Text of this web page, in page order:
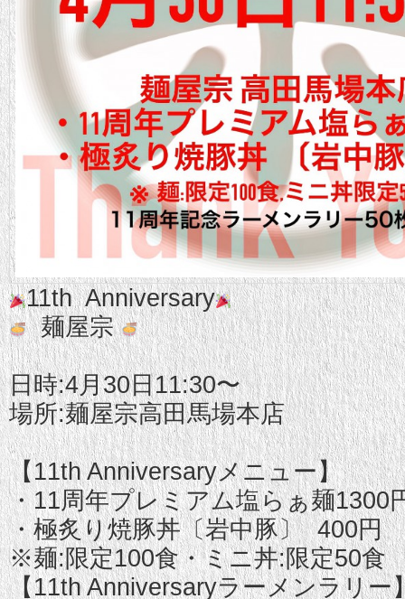
11th Anniversary
麺屋宗
日時:4月30日11:30〜
場所:麺屋宗高田馬場本店
【11th Anniversaryメニュー】
・11周年プレミアム塩らぁ麺1300
・極炙り焼豚丼〔岩中豚〕 400円
※麺:限定100食・ミニ丼:限定50食
【11th Anniversaryラーメンラリー